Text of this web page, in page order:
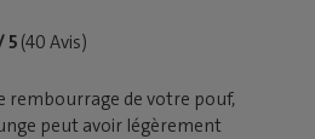
5 (40 Avis)
rembourrage de votre pouf,
peut avoir légèrement